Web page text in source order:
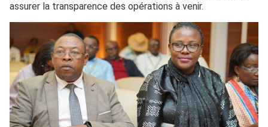
assurer la transparence des opérations à venir.